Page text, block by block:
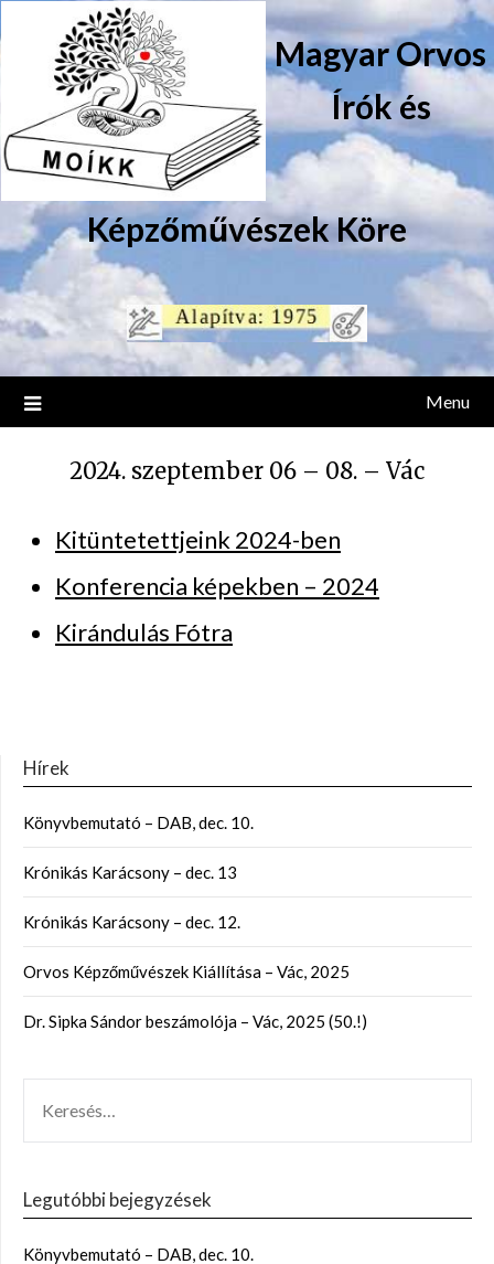
Magyar Orvos
Írók és
Képzőművészek Köre
Menu
2024. szeptember 06 – 08. – Vác
Kitüntetettjeink 2024-ben
Konferencia képekben – 2024
Kirándulás Fótra
Hírek
Könyvbemutató – DAB, dec. 10.
Krónikás Karácsony – dec. 13
Krónikás Karácsony – dec. 12.
Orvos Képzőművészek Kiállítása – Vác, 2025
Dr. Sipka Sándor beszámolója – Vác, 2025 (50.!)
Legutóbbi bejegyzések
Könyvbemutató – DAB, dec. 10.